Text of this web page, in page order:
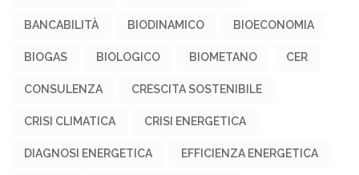
BANCABILITÀ BIODINAMICO BIOECONOMIA
BIOGAS BIOLOGICO BIOMETANO CER
CONSULENZA CRESCITA SOSTENIBILE
CRISI CLIMATICA CRISI ENERGETICA
DIAGNOSI ENERGETICA EFFICIENZA ENERGETICA